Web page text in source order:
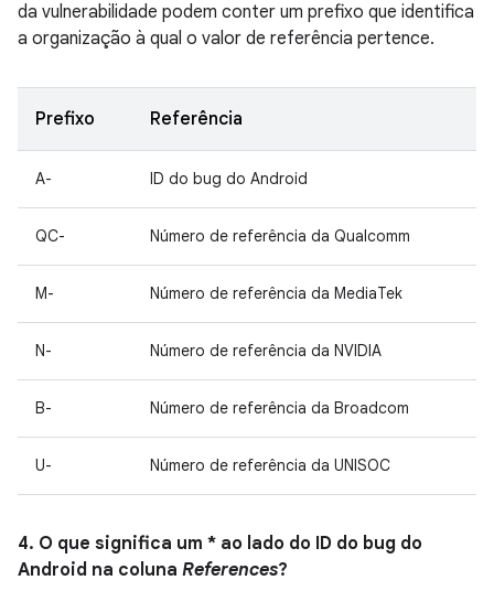
da vulnerabilidade podem conter um prefixo que identifica
a organização à qual o valor de referência pertence.
Prefixo Referência
A- ID do bug do Android
QC- Número de referência da Qualcomm
M- Número de referência da MediaTek
N- Número de referência da NVIDIA
B- Número de referência da Broadcom
U- Número de referência da UNISOC
4. O que significa um * ao lado do ID do bug do
Android na coluna References?